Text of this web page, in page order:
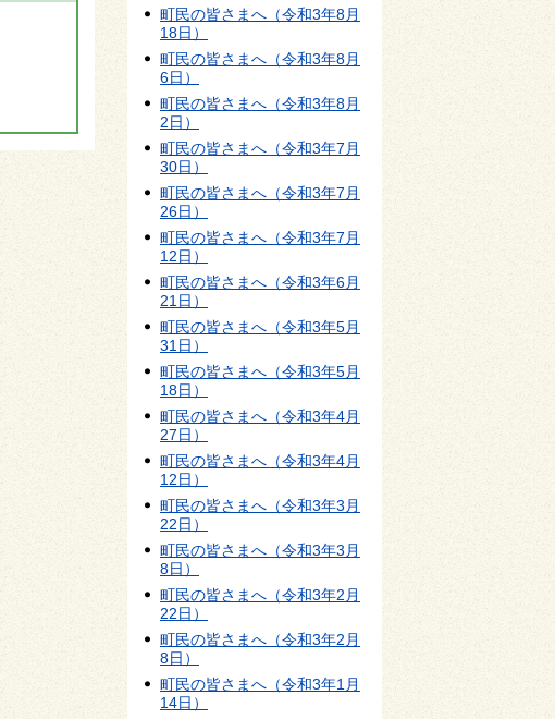
町民の皆さまへ（令和3年8月
18日）
町民の皆さまへ（令和3年8月
6日）
町民の皆さまへ（令和3年8月
2日）
町民の皆さまへ（令和3年7月
30日）
町民の皆さまへ（令和3年7月
26日）
町民の皆さまへ（令和3年7月
12日）
町民の皆さまへ（令和3年6月
21日）
町民の皆さまへ（令和3年5月
31日）
町民の皆さまへ（令和3年5月
18日）
町民の皆さまへ（令和3年4月
27日）
町民の皆さまへ（令和3年4月
12日）
町民の皆さまへ（令和3年3月
22日）
町民の皆さまへ（令和3年3月
8日）
町民の皆さまへ（令和3年2月
22日）
町民の皆さまへ（令和3年2月
8日）
町民の皆さまへ（令和3年1月
14日）